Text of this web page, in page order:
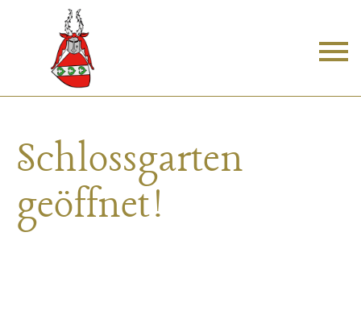
content
Schlossgarten
geöffnet!